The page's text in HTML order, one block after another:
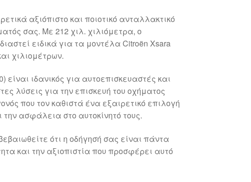
αξιόπιστο και ποιοτικό ανταλλακτικό
σας. Με 212 χιλ. χιλιόμετρα, ο
ειδικά για τα μοντέλα Citroën Xsara
χιλιομέτρων.
είναι ιδανικός για αυτοεπισκευαστές και
λύσεις για την επισκευή του οχήματος
που τον καθιστά ένα εξαιρετικό επιλογή
ασφάλεια στο αυτοκίνητό τους.
ότι η οδήγησή σας είναι πάντα
και την αξιοπιστία που προσφέρει αυτό